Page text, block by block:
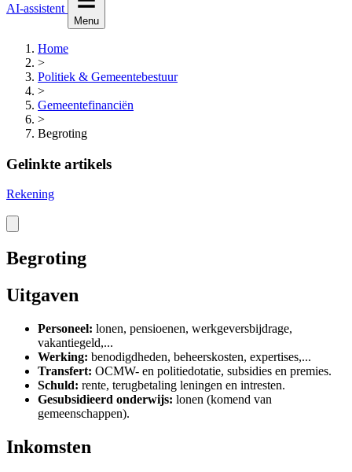
AI-assistent
Menu
Home
>
Politiek & Gemeentebestuur
>
Gemeentefinanciën
>
Begroting
Gelinkte artikels
Rekening
Begroting
Uitgaven
Personeel: lonen, pensioenen, werkgeversbijdrage,
vakantiegeld,...
Werking: benodigdheden, beheerskosten, expertises,...
Transfert: OCMW- en politiedotatie, subsidies en premies.
Schuld: rente, terugbetaling leningen en intresten.
Gesubsidieerd onderwijs: lonen (komend van
gemeenschappen).
Inkomsten